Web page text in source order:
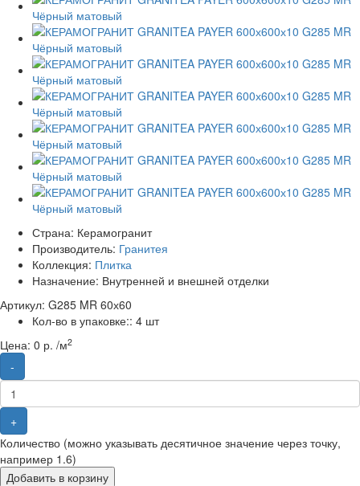
Страна: Керамогранит
Производитель: Гранитея
Коллекция: Плитка
Назначение: Внутренней и внешней отделки
Артикул: G285 MR 60х60
Кол-во в упаковке:: 4 шт
Цена: 0 р. /м2
-
+
Количество (можно указывать десятичное значение через точку,
например 1.6)
Добавить в корзину